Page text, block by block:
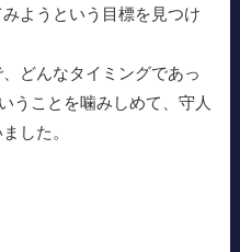
ようという目標を見つけ
どんなタイミングであっ
うことを噛みしめて、守人
した。